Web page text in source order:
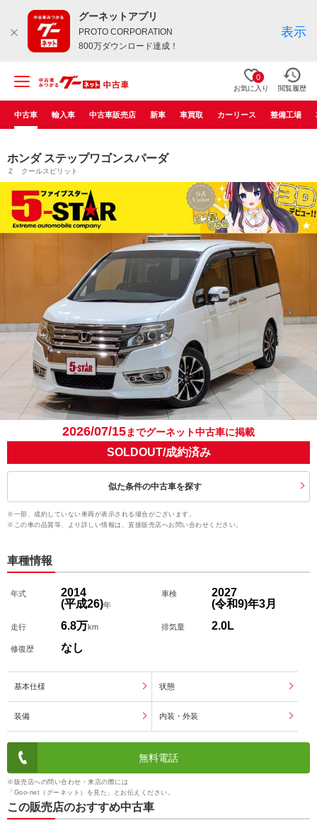
グーネットアプリ
PROTO CORPORATION
800万ダウンロード達成！
表示
0
お気に入り 閲覧履歴
中古車 輸入車 中古車販売店 新車 車買取 カーリース 整備工場
ホンダ ステップワゴンスパーダ
Ｚ クールスピリット
2026/07/15までグーネット中古車に掲載
SOLDOUT/成約済み
似た条件の中古車を探す
※一部、成約していない車両が表示される場合がございます。
※この車の品質等、より詳しい情報は、直接販売店へお問い合わせください。
車種情報
年式
2014
(平成26)年
車検
2027
(令和9)年3月
走行 6.8万km 排気量 2.0L
修復歴 なし
基本仕様 状態
装備 内装・外装
無料電話
※販売店への問い合わせ・来店の際には
「Goo-net（グーネット）を見た」とお伝えください。
この販売店のおすすめ中古車